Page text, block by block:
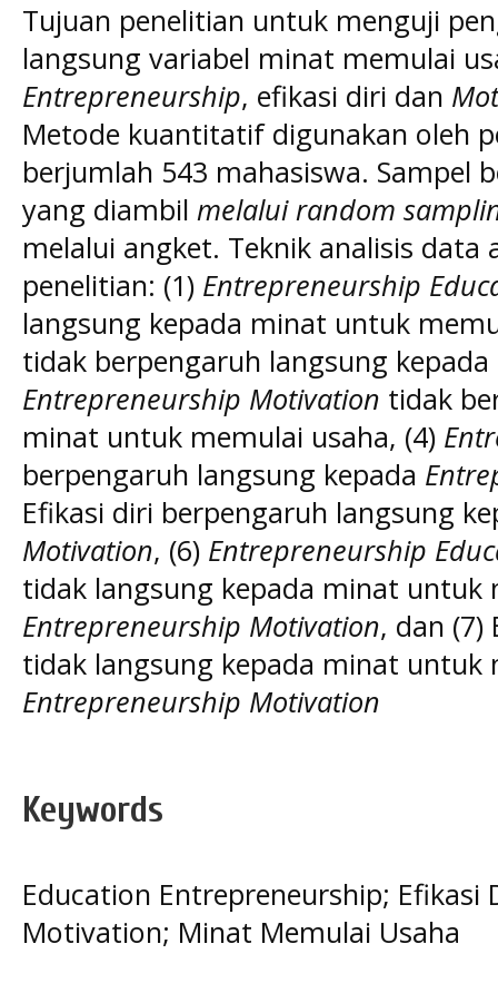
Tujuan penelitian untuk menguji
langsung variabel minat memulai
Entrepreneurship, efikasi diri dan
Metode kuantitatif digunakan oleh
berjumlah 543 mahasiswa. Sampel
yang diambil melalui random
melalui angket. Teknik analisis data
penelitian: (1) Entrepreneurship
langsung kepada minat untuk
tidak berpengaruh langsung
Entrepreneurship Motivation tidak
minat untuk memulai usaha, (4)
berpengaruh langsung kepada
Efikasi diri berpengaruh langsung
Motivation, (6) Entrepreneurship
tidak langsung kepada minat untuk
Entrepreneurship Motivation, dan (7)
tidak langsung kepada minat untuk
Entrepreneurship Motivation
Keywords
Education Entrepreneurship; Efikasi
Motivation; Minat Memulai Usaha